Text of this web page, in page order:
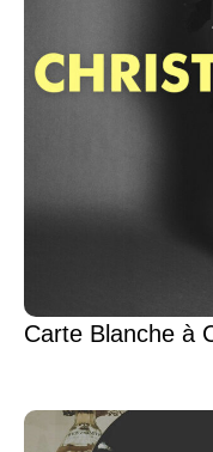
Carte Blanche à